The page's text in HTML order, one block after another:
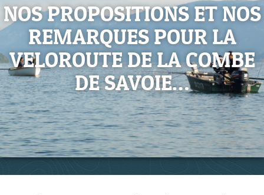
NOS PROPOSITIONS ET NOS
REMARQUES POUR LA
VELOROUTE DE LA COMBE
DE SAVOIE…